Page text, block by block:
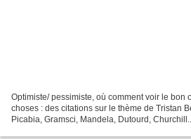
Optimiste/ pessimiste, où comment voir le bon
choses : des citations sur le thème de Tristan
Picabia, Gramsci, Mandela, Dutourd,